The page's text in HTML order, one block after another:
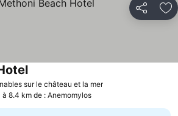
Partager
sur le château et la merConsulter les
Consulter les prix
à 8.4 km de : Anemomylos